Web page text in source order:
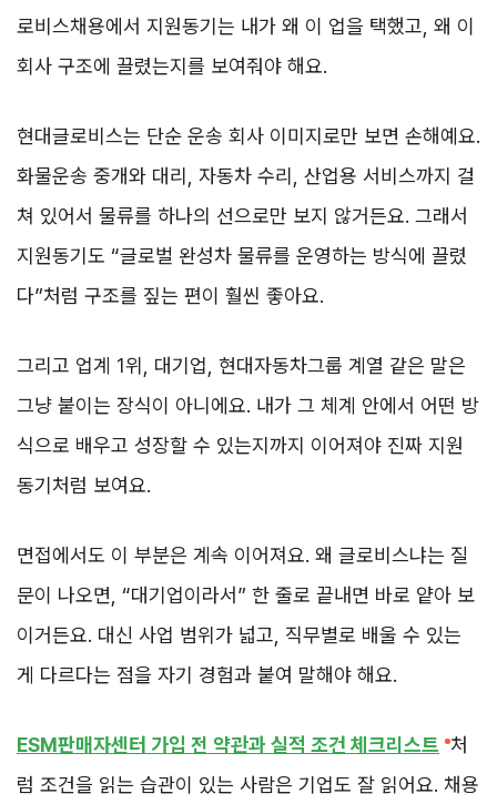
로비스채용에서 지원동기는 내가 왜 이 업을 택했고, 왜 이
회사 구조에 끌렸는지를 보여줘야 해요.
현대글로비스는 단순 운송 회사 이미지로만 보면 손해예요.
화물운송 중개와 대리, 자동차 수리, 산업용 서비스까지 걸
쳐 있어서 물류를 하나의 선으로만 보지 않거든요. 그래서
지원동기도 “글로벌 완성차 물류를 운영하는 방식에 끌렸
다”처럼 구조를 짚는 편이 훨씬 좋아요.
그리고 업계 1위, 대기업, 현대자동차그룹 계열 같은 말은
그냥 붙이는 장식이 아니에요. 내가 그 체계 안에서 어떤 방
식으로 배우고 성장할 수 있는지까지 이어져야 진짜 지원
동기처럼 보여요.
면접에서도 이 부분은 계속 이어져요. 왜 글로비스냐는 질
문이 나오면, “대기업이라서” 한 줄로 끝내면 바로 얕아 보
이거든요. 대신 사업 범위가 넓고, 직무별로 배울 수 있는
게 다르다는 점을 자기 경험과 붙여 말해야 해요.
ESM판매자센터 가입 전 약관과 실적 조건 체크리스트 처
럼 조건을 읽는 습관이 있는 사람은 기업도 잘 읽어요. 채용